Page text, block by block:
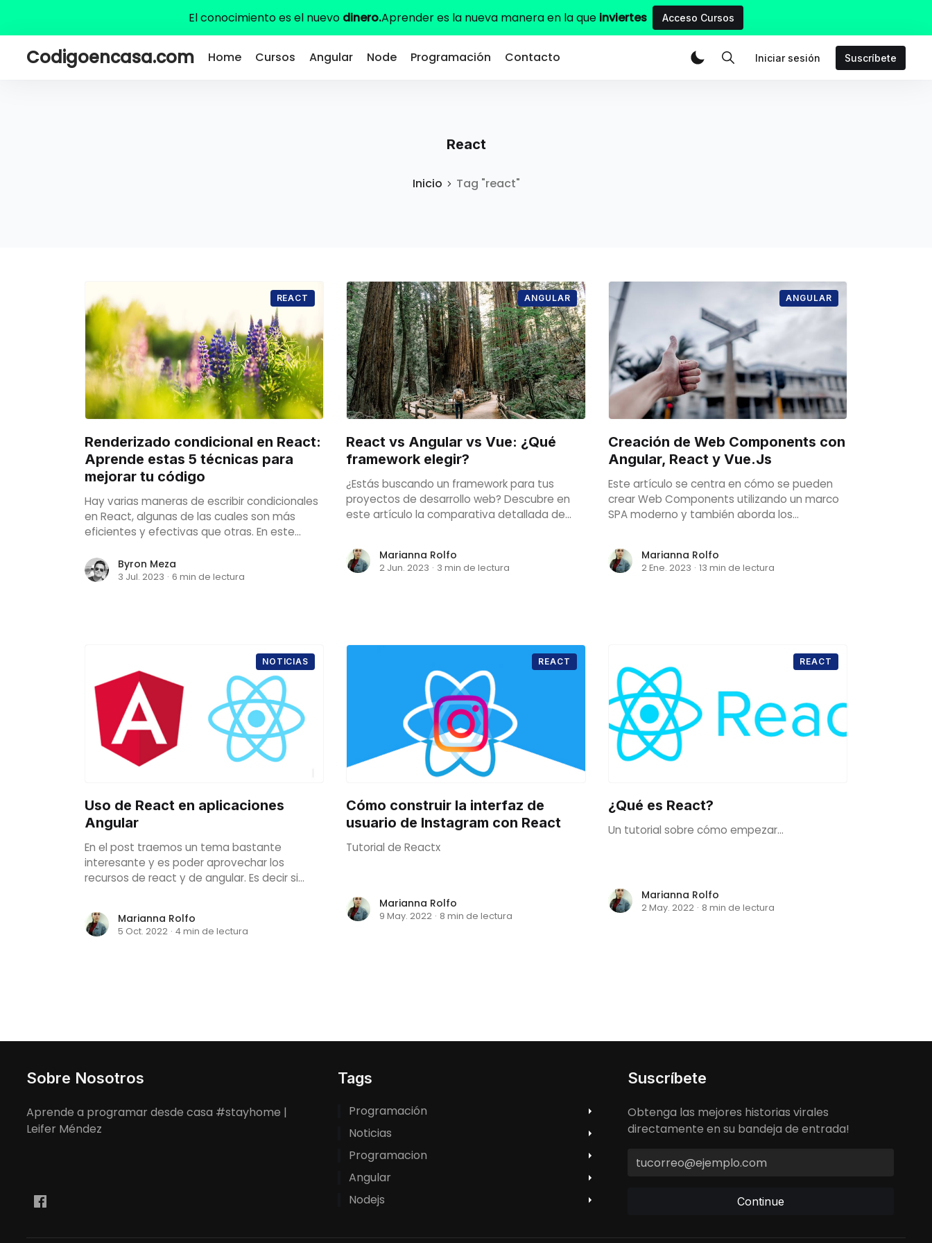
El conocimiento es el nuevo dinero.Aprender es la nueva manera en la que inviertes Acceso Cursos
Codigoencasa.com Home Cursos Angular Node Programación Contacto Iniciar sesión Suscríbete
React
Inicio Tag "react"
REACT
Renderizado condicional en React:
Aprende estas 5 técnicas para
mejorar tu código
Hay varias maneras de escribir condicionales
en React, algunas de las cuales son más
eficientes y efectivas que otras. En este
inteligentes de escribir condicionales en
Byron Meza
3 Jul. 2023 · 6 min de lectura
ANGULAR
React vs Angular vs Vue: ¿Qué
framework elegir?
¿Estás buscando un framework para tus
proyectos de desarrollo web? Descubre en
este artículo la comparativa detallada de
características, ventajas y desventajas, y
encuentra el framework que mejor se adapte
a tus necesidades!
Marianna Rolfo
2 Jun. 2023 · 3 min de lectura
ANGULAR
Creación de Web Components con
Angular, React y Vue.Js
Este artículo se centra en cómo se pueden
crear Web Components utilizando un marco
SPA moderno y también aborda los
de Vue.js y React. Además, echaremos un
vistazo a cómo estructurar un proyecto.
Marianna Rolfo
2 Ene. 2023 · 13 min de lectura
NOTICIAS
Uso de React en aplicaciones
Angular
En el post traemos un tema bastante
interesante y es poder aprovechar los
recursos de react y de angular. Es decir si
componentes de angular y si tienes una
aplicación en angular poder utilizar
componentes de react.
Marianna Rolfo
5 Oct. 2022 · 4 min de lectura
REACT
Cómo construir la interfaz de
usuario de Instagram con React
Tutorial de Reactx
Marianna Rolfo
9 May. 2022 · 8 min de lectura
REACT
¿Qué es React?
Un tutorial sobre cómo empezar...
Marianna Rolfo
2 May. 2022 · 8 min de lectura
Sobre Nosotros
Aprende a programar desde casa #stayhome |
Leifer Méndez
Tags
Programación
Noticias
Programacion
Angular
Nodejs
Suscríbete
Obtenga las mejores historias virales
directamente en su bandeja de entrada!
Continue